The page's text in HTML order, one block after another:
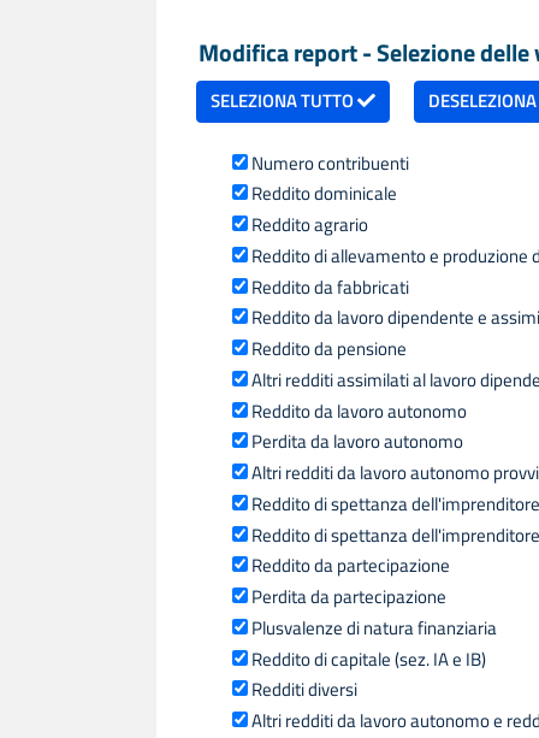
Modifica report - Selezione delle
SELEZIONA TUTTO
Numero contribuenti
Reddito dominicale
Reddito agrario
Reddito di allevamento e produzione
Reddito da fabbricati
Reddito da lavoro dipendente e
Reddito da pensione
Altri redditi assimilati al lavoro
Reddito da lavoro autonomo
Perdita da lavoro autonomo
Altri redditi da lavoro autonomo
Reddito di spettanza
Reddito di spettanza
Reddito da partecipazione
Perdita da partecipazione
Plusvalenze di natura finanziaria
Reddito di capitale (sez. IA e IB)
Redditi diversi
Altri redditi da lavoro autonomo e